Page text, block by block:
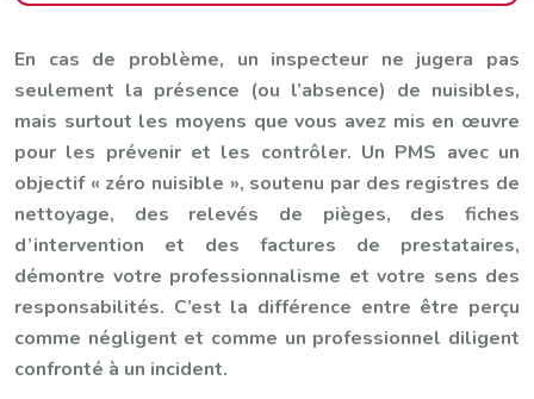
En cas de problème, un inspecteur ne jugera pas
seulement la présence (ou l’absence) de nuisibles,
mais surtout les moyens que vous avez mis en œuvre
pour les prévenir et les contrôler. Un PMS avec un
objectif « zéro nuisible », soutenu par des registres de
nettoyage, des relevés de pièges, des fiches
d’intervention et des factures de prestataires,
démontre votre professionnalisme et votre sens des
responsabilités. C’est la différence entre être perçu
comme négligent et comme un professionnel diligent
confronté à un incident.